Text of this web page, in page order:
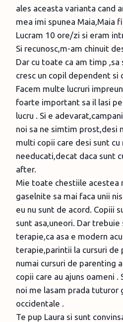
ales aceasta varianta cand
mea imi spunea Maia,Maia
Lucram 10 ore/zi si eram
Si recunosc,m-am chinuit
Dar cu toate ca am timp ,sa
cresc un copil dependent si
Facem multe lucruri
foarte important sa il lasi
lucru . Si e
noi sa ne simtim prost,desi
multi copii care desi sunt
needucati,decat daca sunt
after.
Mie toate chestiile acestea
gaselnite sa mai faca unii
eu nu sunt de acord. Copiii
sunt asa,uneori. Dar
terapie,ca asa e modern
terapie,parintii la cursuri de
numai cursuri de parenting
copii care au ajuns oameni .
noi me lasam prada tuturor
occidentale .
Te pup Laura si sunt